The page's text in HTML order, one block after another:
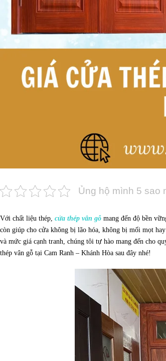
Ủng hộ mình 5 sao
Với chất liệu thép, cửa thép vân gỗ mang đến độ bền
còn giúp cho cửa không bị lão hóa, không bị mối mọt
và mức giá cạnh tranh, chúng tôi tự hào mang đến cho
thép vân gỗ tại Cam Ranh – Khánh Hòa sau đây nhé!